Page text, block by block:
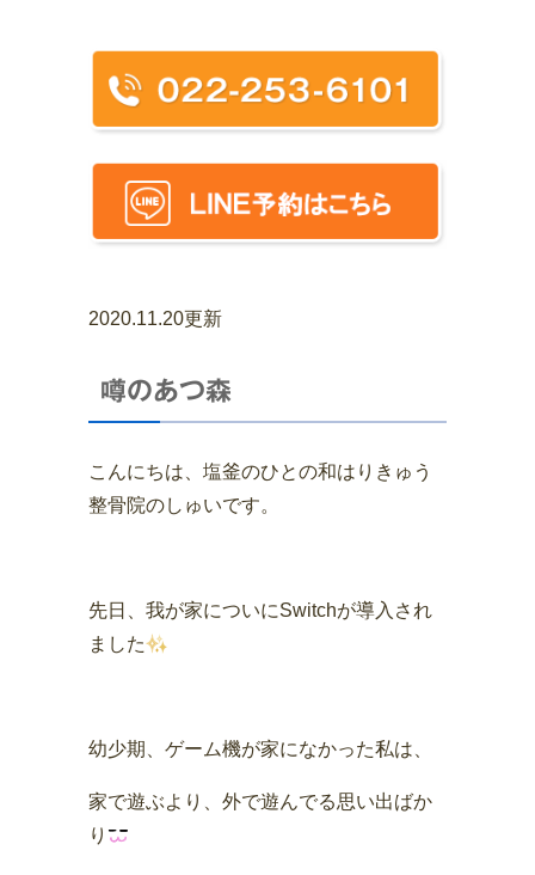
2020.11.20更新
噂のあつ森
こんにちは、塩釜のひとの和はりきゅう
整骨院のしゅいです。
先日、我が家についにSwitchが導入され
ました
幼少期、ゲーム機が家になかった私は、
家で遊ぶより、外で遊んでる思い出ばか
り